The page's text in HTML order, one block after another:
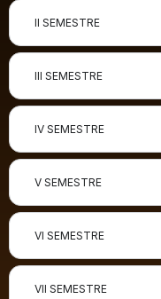
II SEMESTRE
III SEMESTRE
lV SEMESTRE
V SEMESTRE
VI SEMESTRE
VII SEMESTRE